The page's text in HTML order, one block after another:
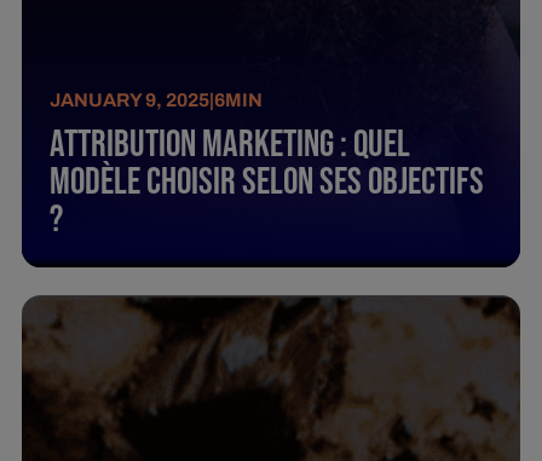
JANUARY 9, 2025|6MIN
Attribution marketing : quel
modèle choisir selon ses objectifs
?